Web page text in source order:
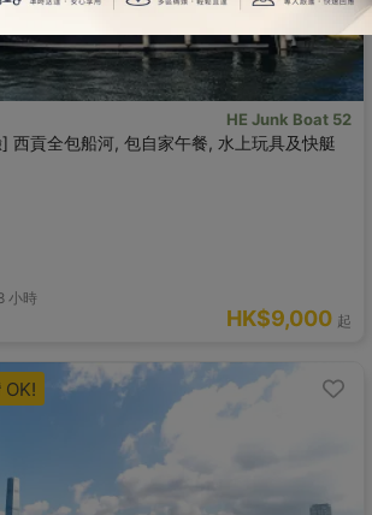
HE Junk Boat 52
西貢全包船河, 包自家午餐, 水上玩具及快艇
小時
HK$9,000 起
OK!